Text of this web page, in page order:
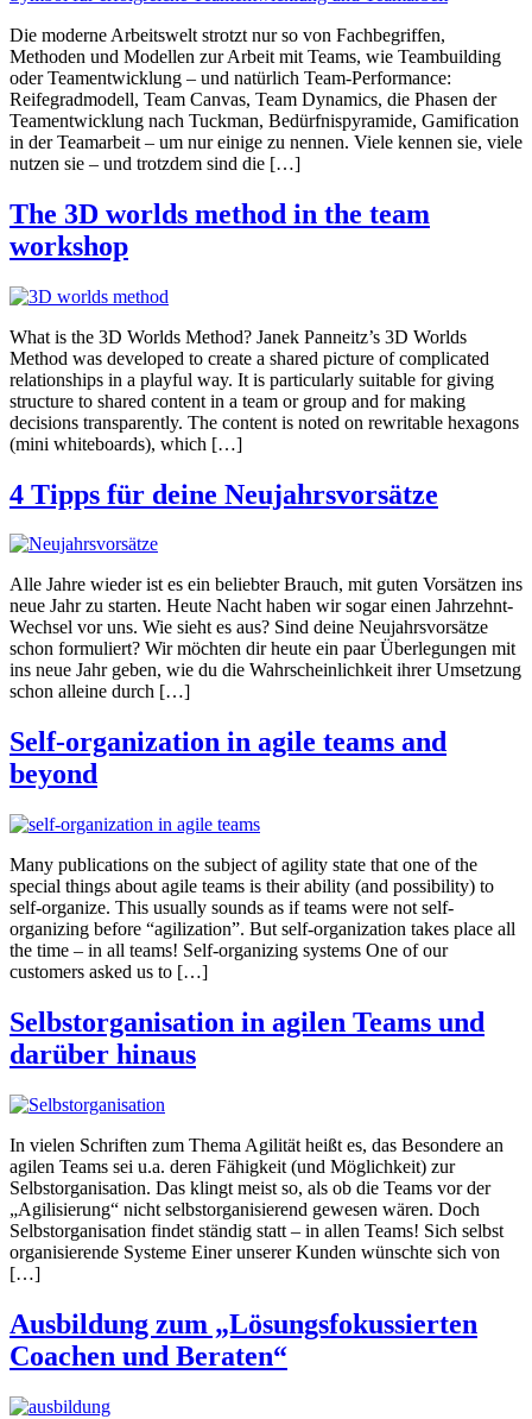
Die moderne Arbeitswelt strotzt nur so von Fachbegriffen,
Methoden und Modellen zur Arbeit mit Teams, wie Teambuilding
oder Teamentwicklung – und natürlich Team-Performance:
Reifegradmodell, Team Canvas, Team Dynamics, die Phasen der
Teamentwicklung nach Tuckman, Bedürfnispyramide, Gamification
in der Teamarbeit – um nur einige zu nennen. Viele kennen sie, viele
nutzen sie – und trotzdem sind die […]
The 3D worlds method in the team
workshop
What is the 3D Worlds Method? Janek Panneitz’s 3D Worlds
Method was developed to create a shared picture of complicated
relationships in a playful way. It is particularly suitable for giving
structure to shared content in a team or group and for making
decisions transparently. The content is noted on rewritable hexagons
(mini whiteboards), which […]
4 Tipps für deine Neujahrsvorsätze
Alle Jahre wieder ist es ein beliebter Brauch, mit guten Vorsätzen ins
neue Jahr zu starten. Heute Nacht haben wir sogar einen Jahrzehnt-
Wechsel vor uns. Wie sieht es aus? Sind deine Neujahrsvorsätze
schon formuliert? Wir möchten dir heute ein paar Überlegungen mit
ins neue Jahr geben, wie du die Wahrscheinlichkeit ihrer Umsetzung
schon alleine durch […]
Self-organization in agile teams and
beyond
Many publications on the subject of agility state that one of the
special things about agile teams is their ability (and possibility) to
self-organize. This usually sounds as if teams were not self-
organizing before “agilization”. But self-organization takes place all
the time – in all teams! Self-organizing systems One of our
customers asked us to […]
Selbstorganisation in agilen Teams und
darüber hinaus
In vielen Schriften zum Thema Agilität heißt es, das Besondere an
agilen Teams sei u.a. deren Fähigkeit (und Möglichkeit) zur
Selbstorganisation. Das klingt meist so, als ob die Teams vor der
„Agilisierung“ nicht selbstorganisierend gewesen wären. Doch
Selbstorganisation findet ständig statt – in allen Teams! Sich selbst
organisierende Systeme Einer unserer Kunden wünschte sich von
[…]
Ausbildung zum „Lösungsfokussierten
Coachen und Beraten“